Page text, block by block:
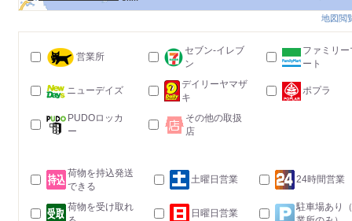
地図閲
営業所
セブン-イレブ
ン
ファミリー
ート
ニューデイズ
デイリーヤマザ
キ
ポプラ
PUDOロッカ
ー
その他の取扱
店
荷物を持込発送
できる
土曜日営業 24時間営業
荷物を受け取れ
日曜日営業
駐車場あり